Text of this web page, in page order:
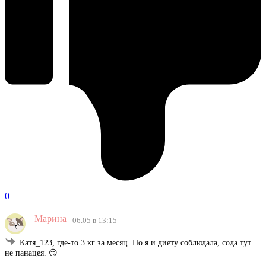
0
Марина 06.05 в 13:15
Катя_123, где-то 3 кг за месяц. Но я и диету соблюдала, сода тут
не панацея. 😏